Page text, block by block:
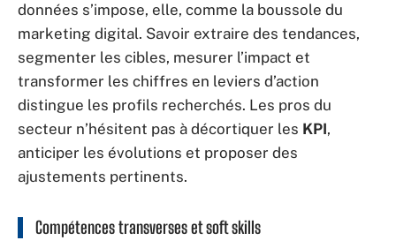
données s’impose, elle, comme la boussole du
marketing digital. Savoir extraire des tendances,
segmenter les cibles, mesurer l’impact et
transformer les chiffres en leviers d’action
distingue les profils recherchés. Les pros du
secteur n’hésitent pas à décortiquer les KPI,
anticiper les évolutions et proposer des
ajustements pertinents.
Compétences transverses et soft skills